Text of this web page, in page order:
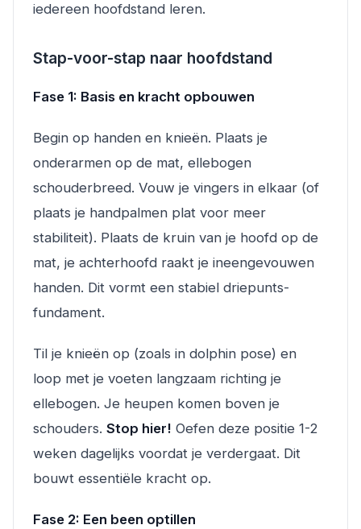
iedereen hoofdstand leren.
Stap-voor-stap naar hoofdstand
Fase 1: Basis en kracht opbouwen
Begin op handen en knieën. Plaats je
onderarmen op de mat, ellebogen
schouderbreed. Vouw je vingers in elkaar (of
plaats je handpalmen plat voor meer
stabiliteit). Plaats de kruin van je hoofd op de
mat, je achterhoofd raakt je ineengevouwen
handen. Dit vormt een stabiel driepunts-
fundament.
Til je knieën op (zoals in dolphin pose) en
loop met je voeten langzaam richting je
ellebogen. Je heupen komen boven je
schouders. Stop hier! Oefen deze positie 1-2
weken dagelijks voordat je verdergaat. Dit
bouwt essentiële kracht op.
Fase 2: Een been optillen